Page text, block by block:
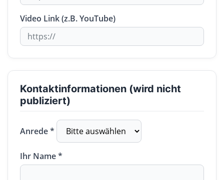
Video Link (z.B. YouTube)
Kontaktinformationen (wird nicht
publiziert)
Anrede *
Ihr Name *